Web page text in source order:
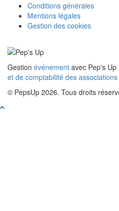
Conditions générales
Mentions légales
Gestion des cookies
Gestion événement avec Pep's Up
et de comptabilité des associations
© PepsUp 2026. Tous droits